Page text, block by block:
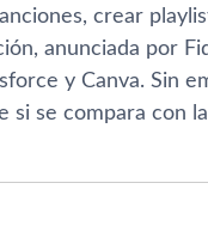
crear
anunciada por
y Canva. Sin
si se compara con